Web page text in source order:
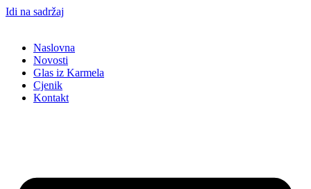
Idi na sadržaj
Naslovna
Novosti
Glas iz Karmela
Cjenik
Kontakt